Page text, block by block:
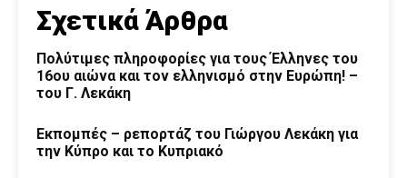
Σχετικά Άρθρα
Πολύτιμες πληροφορίες για τους Έλληνες του
16ου αιώνα και τον ελληνισμό στην Ευρώπη! –
του Γ. Λεκάκη
Εκπομπές – ρεπορτάζ του Γιώργου Λεκάκη για
την Κύπρο και το Κυπριακό